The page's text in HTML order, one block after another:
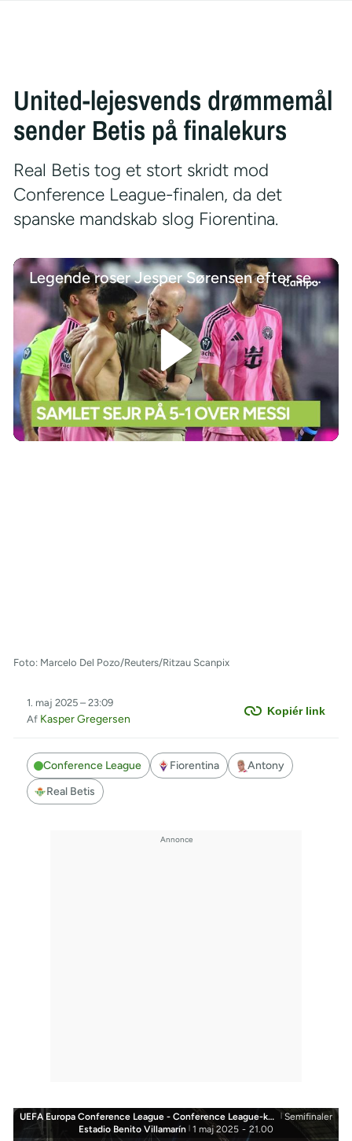
United-lejesvends drømmemål
sender Betis på finalekurs
Real Betis tog et stort skridt mod
Conference League-finalen, da det
spanske mandskab slog Fiorentina.
Legende roser Jesper Sørensen efter semifinale-nederlag
/
Foto: Marcelo Del Pozo/Reuters/Ritzau Scanpix
Kopiér link
1. maj 2025 – 23:09
Af Kasper Gregersen
Conference League Fiorentina
Antony
Real Betis
UEFA Europa Conference League - Conference League-knockouts | Semifinaler
Estadio Benito Villamarín | 1 maj 2025 - 21.00